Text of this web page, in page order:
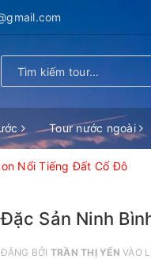
Tour nước ngoài
Nổi Tiếng Đất Cố Đô
Đặc Sản Ninh
ĐĂNG BỞI TRẦN THỊ YẾN VÀO